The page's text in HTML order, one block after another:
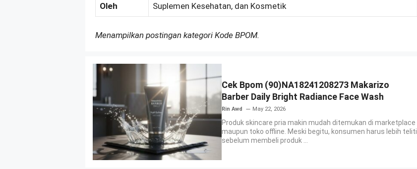
Oleh
Suplemen Kesehatan, dan Kosmetik
Menampilkan postingan kategori Kode BPOM.
Cek Bpom (90)NA18241208273 Makarizo
Barber Daily Bright Radiance Face Wash
Rin Awd May 22, 2026
Produk skincare pria makin mudah ditemukan di marketplace
maupun toko offline. Meski begitu, konsumen harus lebih teliti
sebelum membeli produk ...